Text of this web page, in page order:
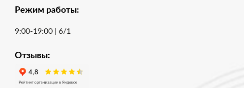
Режим работы:
9:00-19:00 | 6/1
Отзывы: